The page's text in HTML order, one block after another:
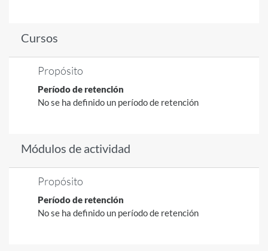
Cursos
Propósito
Período de retención
No se ha definido un período de retención
Módulos de actividad
Propósito
Período de retención
No se ha definido un período de retención